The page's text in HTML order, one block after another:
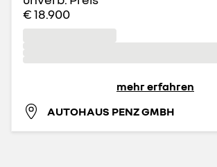
€ 18.900
mehr erfahren
AUTOHAUS PENZ GMBH